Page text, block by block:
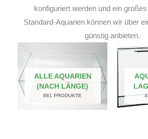
konfiguriert werden und ein
Standard-Aquarien können wir über
günstig anbieten.
ALLE AQUARIEN
(NACH LÄNGE)
881 PRODUKTE